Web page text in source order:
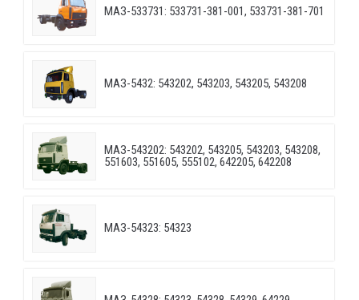
МАЗ-533731: 533731-381-001, 533731-381-701
МАЗ-5432: 543202, 543203, 543205, 543208
МАЗ-543202: 543202, 543205, 543203, 543208,
551603, 551605, 555102, 642205, 642208
МАЗ-54323: 54323